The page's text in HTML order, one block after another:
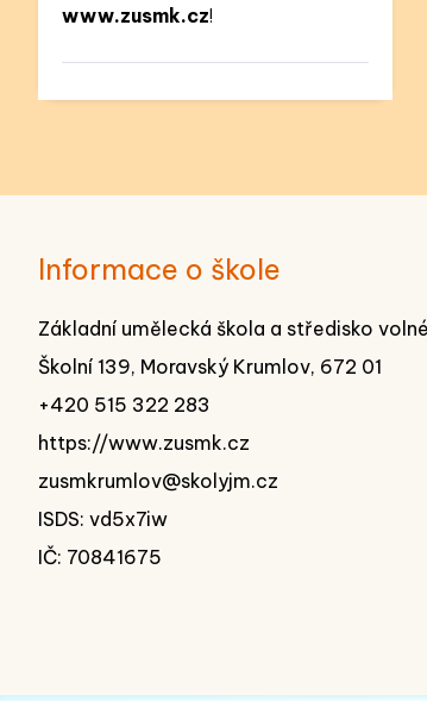
www.zusmk.cz!
Informace o škole
Základní umělecká škola a středisko
Školní 139, Moravský Krumlov, 672 01
+420 515 322 283
https://www.zusmk.cz
zusmkrumlov@skolyjm.cz
ISDS: vd5x7iw
IČ: 70841675